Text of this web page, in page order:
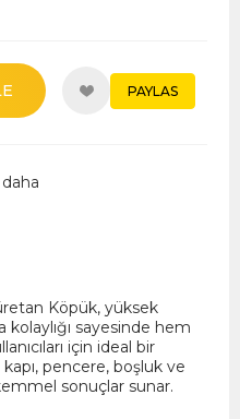
PAYLAS
Köpük, yüksek
sayesinde hem
için ideal bir
pencere, boşluk ve
sonuçlar sunar.